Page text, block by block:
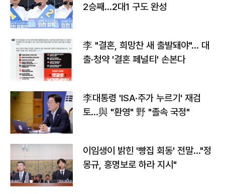
2승째…2대1 구도 완성
李 "결혼, 희망찬 새 출발돼야"… 대
출·청약 '결혼 페널티' 손본다
李대통령 'ISA·주가 누르기' 재검
토…與 "환영" 野 "졸속 국정"
이임생이 밝힌 '빵집 회동' 전말…"정
몽규, 홍명보로 하라 지시"